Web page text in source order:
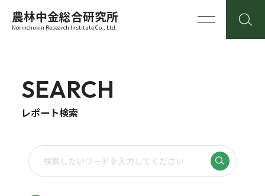
農林中金総合研究所
Norinchukin Research Institute Co., Ltd.
SEARCH
レポート検索